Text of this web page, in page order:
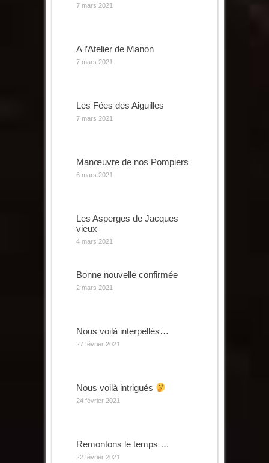
7 mars 2021
A l’Atelier de Manon
7 mars 2021
Les Fées des Aiguilles
7 mars 2021
Manœuvre de nos Pompiers
6 mars 2021
Les Asperges de Jacques
vieux
4 mars 2021
Bonne nouvelle confirmée
2 mars 2021
Nous voilà interpellés…
27 février 2021
Nous voilà intrigués
24 février 2021
Remontons le temps …
22 février 2021